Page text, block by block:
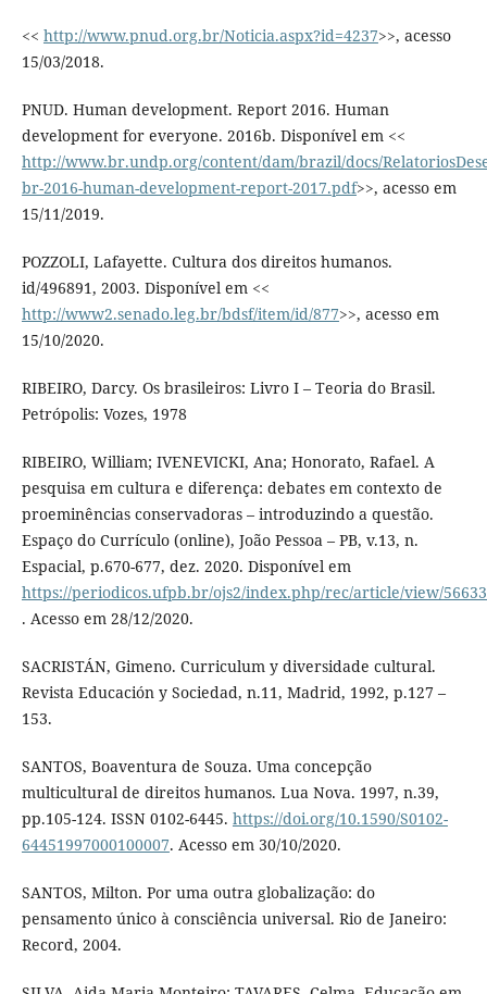
<< http://www.pnud.org.br/Noticia.aspx?id=4237>>, acesso
15/03/2018.
PNUD. Human development. Report 2016. Human
development for everyone. 2016b. Disponível em <<
http://www.br.undp.org/content/dam/brazil/docs/
br-2016-human-development-report-2017.pdf>>, acesso em
15/11/2019.
POZZOLI, Lafayette. Cultura dos direitos humanos.
id/496891, 2003. Disponível em <<
http://www2.senado.leg.br/bdsf/item/id/877>>, acesso em
15/10/2020.
RIBEIRO, Darcy. Os brasileiros: Livro I – Teoria do Brasil.
Petrópolis: Vozes, 1978
RIBEIRO, William; IVENEVICKI, Ana; Honorato, Rafael. A
pesquisa em cultura e diferença: debates em contexto de
proeminências conservadoras – introduzindo a questão.
Espaço do Currículo (online), João Pessoa – PB, v.13, n.
Espacial, p.670-677, dez. 2020. Disponível em
https://periodicos.ufpb.br/ojs2/index.php/rec/article/view/
. Acesso em 28/12/2020.
SACRISTÁN, Gimeno. Curriculum y diversidade cultural.
Revista Educación y Sociedad, n.11, Madrid, 1992, p.127 –
153.
SANTOS, Boaventura de Souza. Uma concepção
multicultural de direitos humanos. Lua Nova. 1997, n.39,
pp.105-124. ISSN 0102-6445. https://doi.org/10.1590/S0102-
64451997000100007. Acesso em 30/10/2020.
SANTOS, Milton. Por uma outra globalização: do
pensamento único à consciência universal. Rio de Janeiro:
Record, 2004.